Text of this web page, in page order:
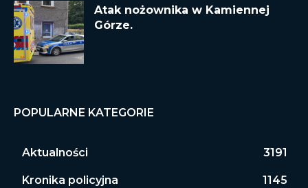
Atak nożownika w Kamiennej
Górze.
POPULARNE KATEGORIE
Aktualności 3191
Kronika policyjna 1145